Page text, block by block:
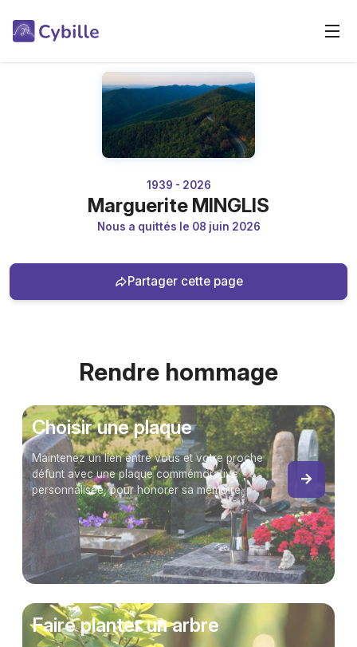
1939 - 2026
Marguerite MINGLIS
Nous a quittés le 08 juin 2026
Partager cette page
Rendre hommage
Choisir une plaque
Maintenez un lien entre vous et votre proche
défunt avec une plaque commémorative
personnalisée, pour honorer sa mémoire.
Faire planter un arbre